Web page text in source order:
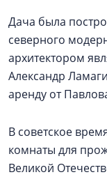
Дача была
северного
архитектором
Александр
аренду от
В советское
комнаты для
Великой